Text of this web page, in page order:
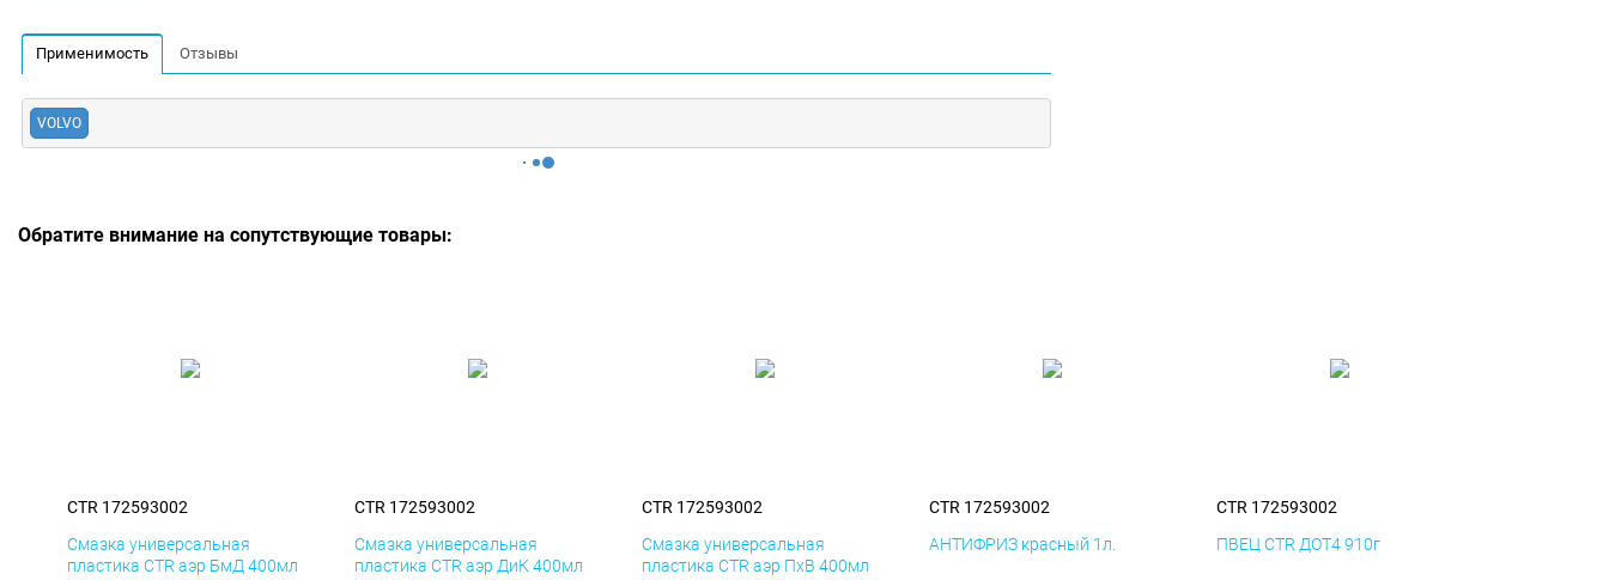
Применимость Отзывы
VOLVO
Обратите внимание на сопутствующие товары:
CTR 172593002
Смазка универсальная
пластика CTR аэр БмД 400мл
CTR 172593002
Смазка универсальная
пластика CTR аэр ДиК 400мл
CTR 172593002
Смазка универсальная
пластика CTR аэр ПхВ 400мл
CTR 172593002
АНТИФРИЗ красный 1л.
CTR 172593002
ПВЕЦ CTR ДОТ4 910г